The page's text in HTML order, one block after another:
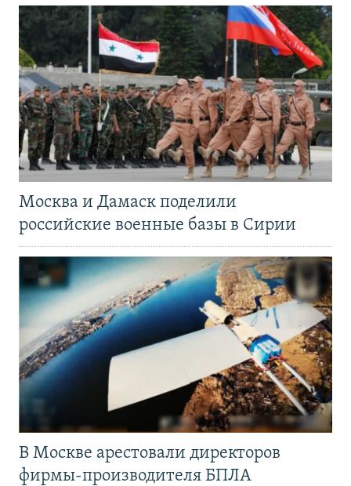
Москва и Дамаск поделили
российские военные базы в Сирии
В Москве арестовали директоров
фирмы-производителя БПЛА